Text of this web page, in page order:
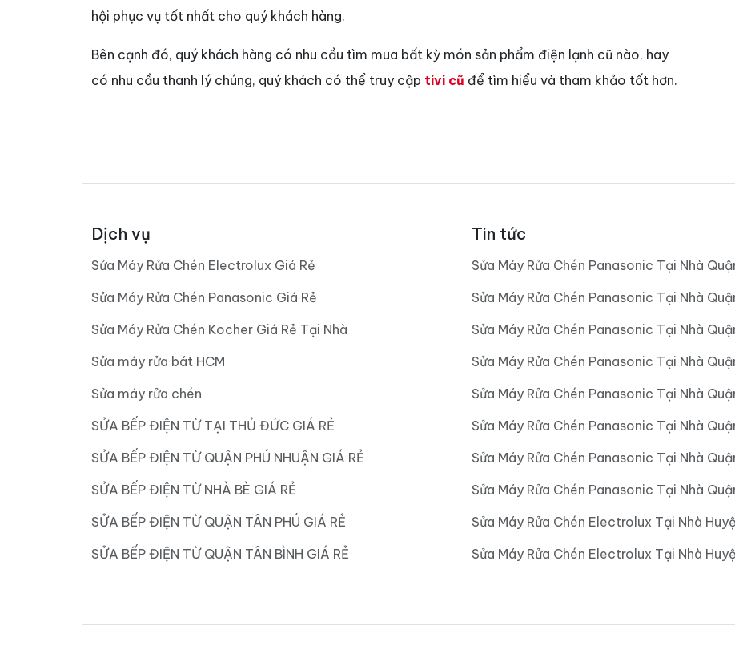
hội phục vụ tốt nhất cho quý khách hàng.
Bên cạnh đó, quý khách hàng có nhu cầu tìm mua bất kỳ món sản phẩm điện lạnh cũ nào, hay
có nhu cầu thanh lý chúng, quý khách có thể truy cập tivi cũ để tìm hiểu và tham khảo tốt hơn.
Dịch vụ
Sửa Máy Rửa Chén Electrolux Giá Rẻ
Sửa Máy Rửa Chén Panasonic Giá Rẻ
Sửa Máy Rửa Chén Kocher Giá Rẻ Tại Nhà
Sửa máy rửa bát HCM
Sửa máy rửa chén
SỬA BẾP ĐIỆN TỪ TẠI THỦ ĐỨC GIÁ RẺ
SỬA BẾP ĐIỆN TỪ QUẬN PHÚ NHUẬN GIÁ RẺ
SỬA BẾP ĐIỆN TỪ NHÀ BÈ GIÁ RẺ
SỬA BẾP ĐIỆN TỪ QUẬN TÂN PHÚ GIÁ RẺ
SỬA BẾP ĐIỆN TỪ QUẬN TÂN BÌNH GIÁ RẺ
Tin tức
Sửa Máy Rửa Chén Panasonic Tại Nhà
Sửa Máy Rửa Chén Panasonic Tại Nhà
Sửa Máy Rửa Chén Panasonic Tại Nhà
Sửa Máy Rửa Chén Panasonic Tại Nhà
Sửa Máy Rửa Chén Panasonic Tại Nhà
Sửa Máy Rửa Chén Panasonic Tại Nhà
Sửa Máy Rửa Chén Panasonic Tại Nhà
Sửa Máy Rửa Chén Panasonic Tại Nhà
Sửa Máy Rửa Chén Electrolux Tại Nhà
Sửa Máy Rửa Chén Electrolux Tại Nhà